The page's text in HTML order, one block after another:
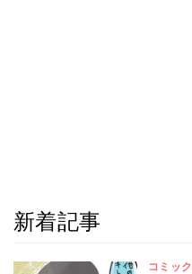
新着記事
コミック